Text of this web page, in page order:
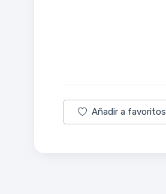
Añadir a favoritos